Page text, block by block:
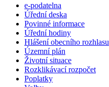
e-podatelna
Úřední deska
Povinné informace
Úřední hodiny
Hlášení obecního rozhlasu
Územní plán
Životní situace
Rozklikávací rozpočet
Poplatky